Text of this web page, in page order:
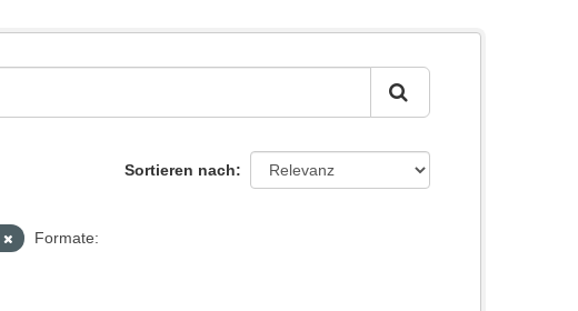
Sortieren nach
Formate: